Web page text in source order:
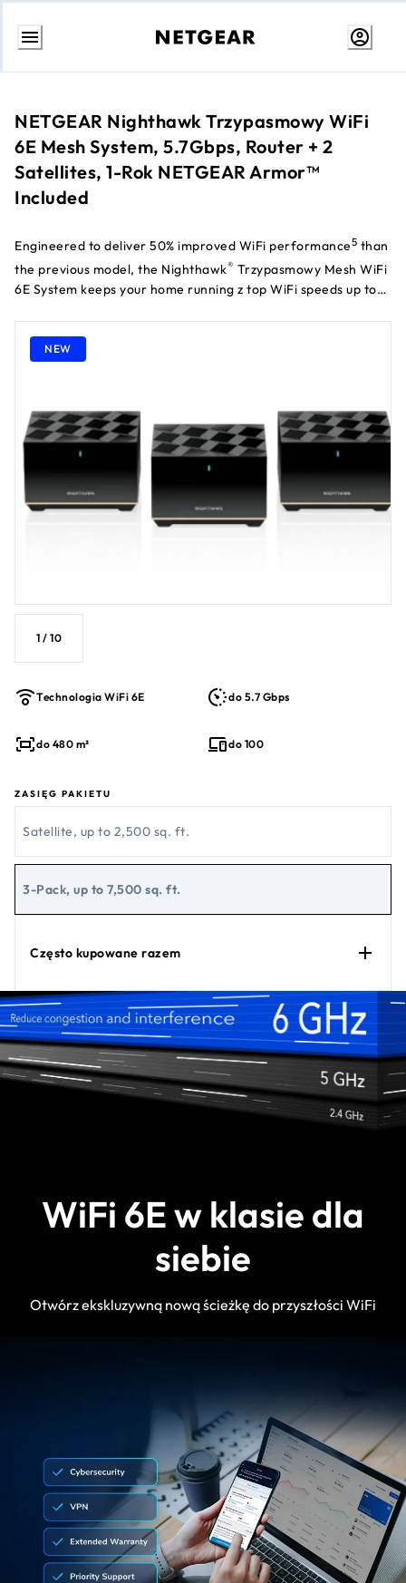
Przejdź
NETGEAR Nighthawk Trzypasmowy WiFi
6E Mesh System, 5.7Gbps, Router + 2
Satellites, 1-Rok NETGEAR Armor™
Included
Engineered to deliver 50% improved WiFi performance5 than
the previous model, the Nighthawk® Trzypasmowy Mesh WiFi
6E System keeps your home running z top WiFi speeds up to
exceptional WiFi range of up to 697 m² dla whole home
coverage. The new 6GHz Pasmo delivers faster WiFi 6E
2.5Gbps multi-gig Internet Port. Plus, get multi-layered
advanced cyber threat protection z NETGEAR Armor™ z a 1-
Rok subscription
NEW
1 / 10
Technologia WiFi 6E do 5.7 Gbps
do 480 m² do 100
ZASIĘG PAKIETU
Satellite, up to 2,500 sq. ft.
3-Pack, up to 7,500 sq. ft.
Często kupowane razem
WiFi 6E w klasie dla
siebie
Otwórz ekskluzywną nową ścieżkę do przyszłości WiFi